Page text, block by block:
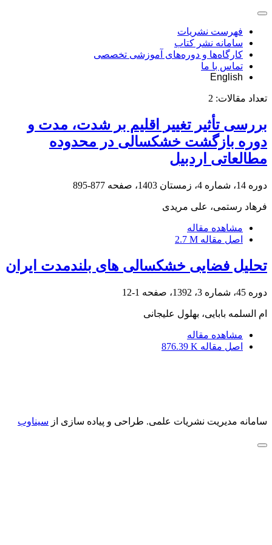
فهرست نشریات
سامانه نشر کتاب
کارگاه‌ها و دوره‌های آموزشی تخصصی
تماس با ما
English
تعداد مقالات: 2
بررسی تأثیر تغییر اقلیم بر شدت، مدت و
دوره بازگشت خشکسالی در محدوده
مطالعاتی اردبیل
دوره 14، شماره 4، زمستان 1403، صفحه 877-895
فرهاد رستمی، علی مریدی
مشاهده مقاله
اصل مقاله 2.7 M
تحلیل فضایی خشکسالی های بلندمدت ایران
دوره 45، شماره 3، 1392، صفحه 1-12
ام السلمه بابایی، بهلول علیجانی
مشاهده مقاله
اصل مقاله 876.39 K
سامانه مدیریت نشریات علمی. طراحی و پیاده سازی از سیناوب